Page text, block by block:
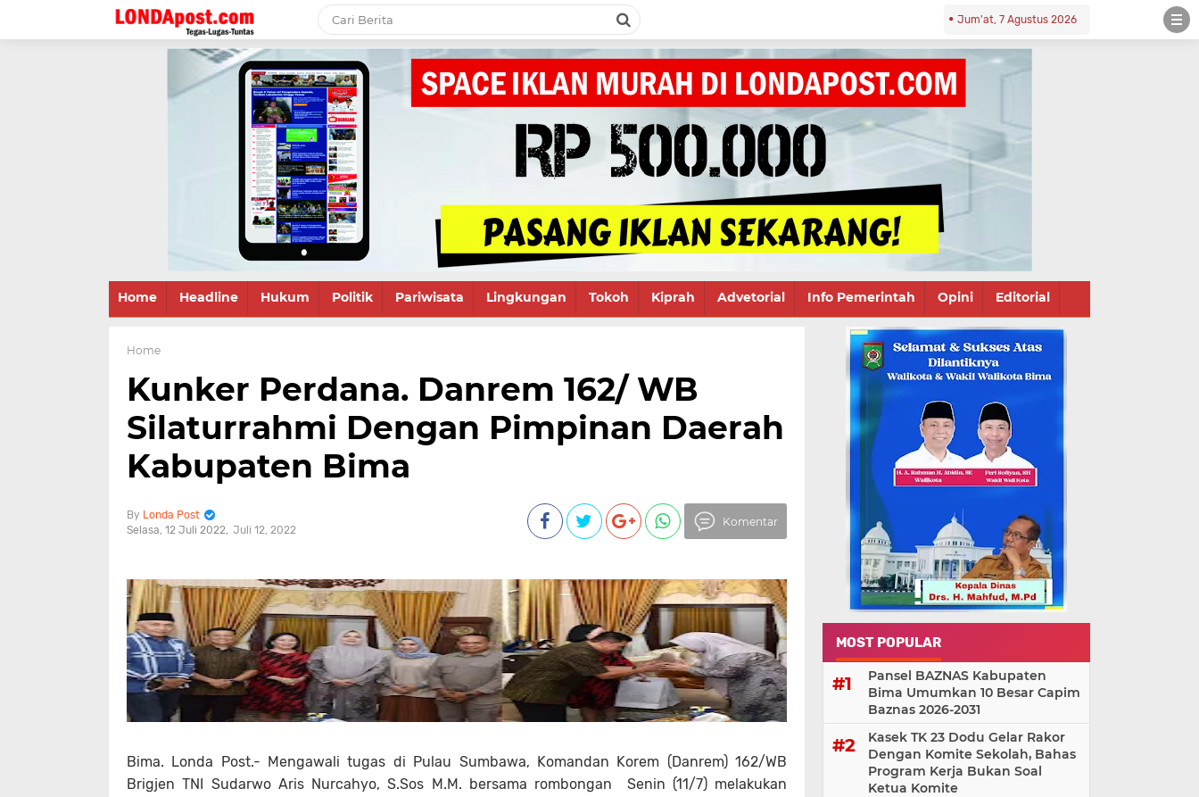
Jum'at, 7 Agustus 2026
Home Headline Hukum Politik Pariwisata Lingkungan Tokoh Kiprah Advetorial Info Pemerintah Opini Editorial
Home
Kunker Perdana. Danrem 162/ WB
Silaturrahmi Dengan Pimpinan Daerah
Kabupaten Bima
Londa Post
Selasa, 12 Juli 2022 Juli 12, 2022
Komentar
Bima. Londa Post.- Mengawali tugas di Pulau Sumbawa, Komandan Korem (Danrem) 162/WB
Brigjen TNI Sudarwo Aris Nurcahyo, S.Sos M.M. bersama rombongan Senin (11/7) melakukan
MOST POPULAR
Pansel BAZNAS Kabupaten
Bima Umumkan 10 Besar Capim
Baznas 2026-2031
Kasek TK 23 Dodu Gelar Rakor
Dengan Komite Sekolah, Bahas
Program Kerja Bukan Soal
Ketua Komite